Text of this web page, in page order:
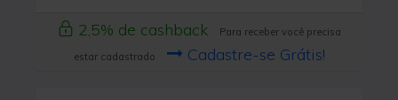
2,5% de cashback
Para receber você precisa
estar cadastrado
Cadastre-se Grátis!